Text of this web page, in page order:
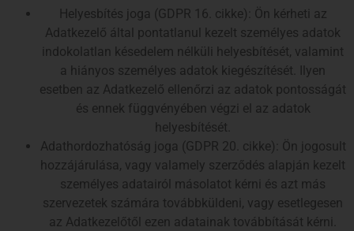
Helyesbítés joga (GDPR 16. cikke): Ön kérheti az
Adatkezelő által pontatlanul kezelt személyes adatok
indokolatlan késedelem nélküli helyesbítését, valamint
a hiányos személyes adatok kiegészítését. Ilyen
esetben az Adatkezelő ellenőrzi az adatok pontosságát
és ennek függvényében végzi el az adatok
helyesbítését.
Adathordozhatóság joga (GDPR 20. cikke): Ön jogosult
hozzájárulása, vagy valamely szerződés alapján kezelt
személyes adatairól másolatot kérni és azt más
szervezetek számára továbbküldeni, vagy esetlegesen
az Adatkezelőtől ezen adatainak továbbítását kérni.